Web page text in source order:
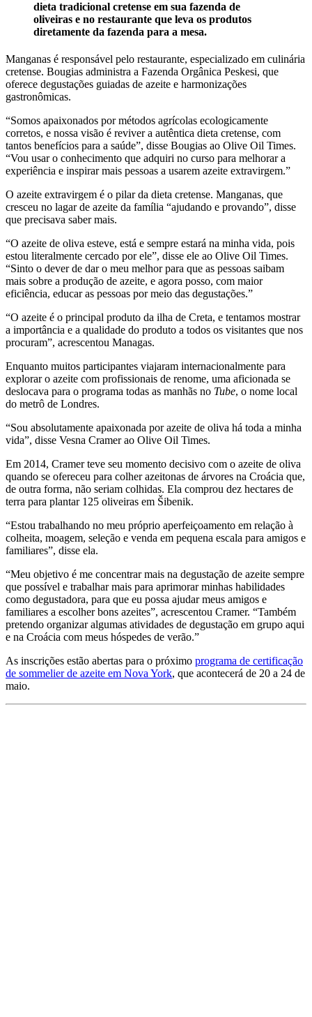
dieta tradicional cretense em sua fazenda de
oliveiras e no restaurante que leva os produtos
diretamente da fazenda para a mesa.
Manganas é responsável pelo restaurante, especializado em culinária
cretense. Bougias administra a Fazenda Orgânica Peskesi, que
oferece degustações guiadas de azeite e harmonizações
gastronômicas.
“Somos apaixonados por métodos agrícolas ecologicamente
corretos, e nossa visão é reviver a autêntica dieta cretense, com
tantos benefícios para a saúde”, disse Bougias ao Olive Oil Times.
“Vou usar o conhecimento que adquiri no curso para melhorar a
experiência e inspirar mais pessoas a usarem azeite extravirgem.”
O azeite extravirgem é o pilar da dieta cretense. Manganas, que
cresceu no lagar de azeite da família “ajudando e provando”, disse
que precisava saber mais.
“O azeite de oliva esteve, está e sempre estará na minha vida, pois
estou literalmente cercado por ele”, disse ele ao Olive Oil Times.
“Sinto o dever de dar o meu melhor para que as pessoas saibam
mais sobre a produção de azeite, e agora posso, com maior
eficiência, educar as pessoas por meio das degustações.”
“O azeite é o principal produto da ilha de Creta, e tentamos mostrar
a importância e a qualidade do produto a todos os visitantes que nos
procuram”, acrescentou Managas.
Enquanto muitos participantes viajaram internacionalmente para
explorar o azeite com profissionais de renome, uma aficionada se
deslocava para o programa todas as manhãs no Tube, o nome local
do metrô de Londres.
“Sou absolutamente apaixonada por azeite de oliva há toda a minha
vida”, disse Vesna Cramer ao Olive Oil Times.
Em 2014, Cramer teve seu momento decisivo com o azeite de oliva
quando se ofereceu para colher azeitonas de árvores na Croácia que,
de outra forma, não seriam colhidas. Ela comprou dez hectares de
terra para plantar 125 oliveiras em Šibenik.
“Estou trabalhando no meu próprio aperfeiçoamento em relação à
colheita, moagem, seleção e venda em pequena escala para amigos e
familiares”, disse ela.
“Meu objetivo é me concentrar mais na degustação de azeite sempre
que possível e trabalhar mais para aprimorar minhas habilidades
como degustadora, para que eu possa ajudar meus amigos e
familiares a escolher bons azeites”, acrescentou Cramer. “Também
pretendo organizar algumas atividades de degustação em grupo aqui
e na Croácia com meus hóspedes de verão.”
As inscrições estão abertas para o próximo programa de certificação
de sommelier de azeite em Nova York, que acontecerá de 20 a 24 de
maio.